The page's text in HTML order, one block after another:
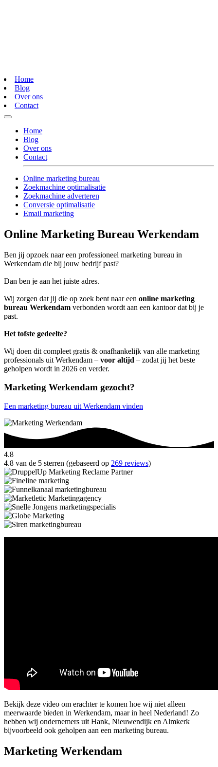
Home
Blog
Over ons
Contact
Home
Blog
Over ons
Contact
Online marketing bureau
Zoekmachine optimalisatie
Zoekmachine adverteren
Conversie optimalisatie
Email marketing
Online Marketing Bureau Werkendam
Ben jij opzoek naar een professioneel marketing bureau in
Werkendam die bij jouw bedrijf past?
Dan ben je aan het juiste adres.
Wij zorgen dat jij die op zoek bent naar een online marketing
bureau Werkendam verbonden wordt aan een kantoor dat bij je
past.
Het tofste gedeelte?
Wij doen dit compleet gratis & onafhankelijk van alle marketing
professionals uit Werkendam – voor altijd – zodat jij het beste
geholpen wordt in 2026 en verder.
Marketing Werkendam gezocht?
Een marketing bureau uit Werkendam vinden
4.8
4.8 van de 5 sterren (gebaseerd op 269 reviews)
Bekijk deze video om erachter te komen hoe wij niet alleen
meerwaarde bieden in Werkendam, maar in heel Nederland! Zo
hebben wij ondernemers uit Hank, Nieuwendijk en Almkerk
bijvoorbeeld ook geholpen aan een marketing bureau.
Marketing Werkendam